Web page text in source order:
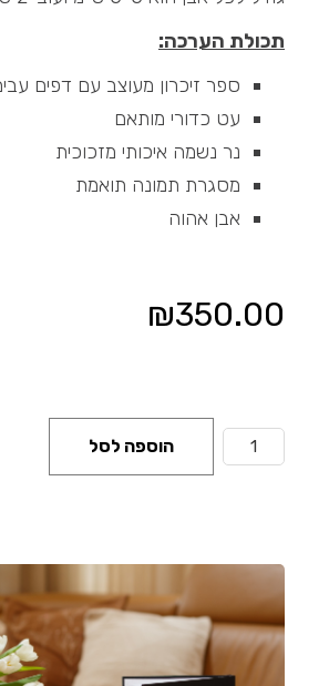
תכולת הערכה:
ספר זיכרון מעוצב עם דפים
עט כדורי מותאם
נר נשמה איכותי מזכוכית
מסגרת תמונה תואמת
אבן אהוה
₪350.00
הוספה לסל